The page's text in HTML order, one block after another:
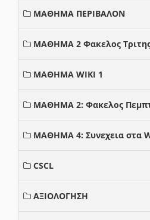
ΜΑΘΗΜΑ ΠΕΡΙΒΑΛΟΝ
ΜΑΘΗΜΑ 2 Φακελος
ΜΑΘΗΜΑ WIKI 1
ΜΑΘΗΜΑ 2: Φακελος
ΜΑΘΗΜΑ 4: Συνεχεια στα
CSCL
ΑΞΙΟΛΟΓΗΣΗ